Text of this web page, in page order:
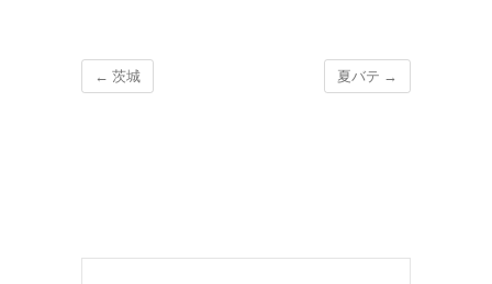
← 茨城 夏バテ →